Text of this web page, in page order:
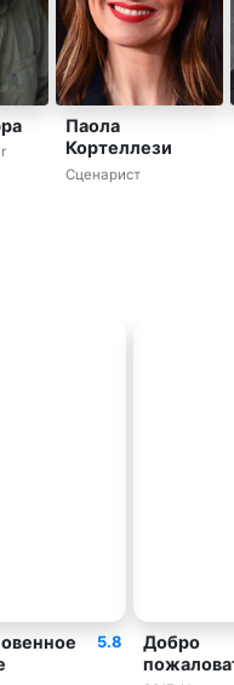
Паола
Кортеллези
Сценарист
5.8
Добро